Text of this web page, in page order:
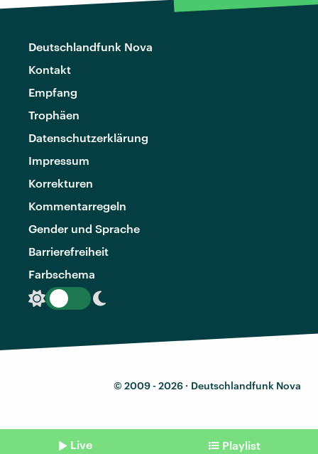
Deutschlandfunk Nova
Kontakt
Empfang
Trophäen
Datenschutzerklärung
Impressum
Korrekturen
Kommentarregeln
Gender und Sprache
Barrierefreiheit
Farbschema
© 2009 - 2026 · Deutschlandfunk Nova
Live Playlist